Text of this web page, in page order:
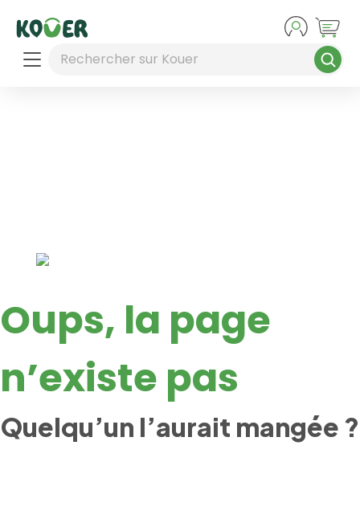
Rechercher sur Kouer
Oups, la page
n’existe pas
Quelqu’un l’aurait mangée ?